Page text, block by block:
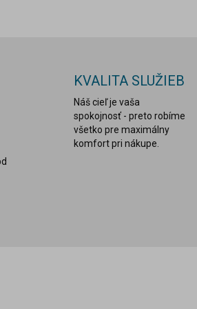
KVALITA SLUŽIEB
Náš cieľ je vaša
spokojnosť - preto robíme
všetko pre maximálny
komfort pri nákupe.